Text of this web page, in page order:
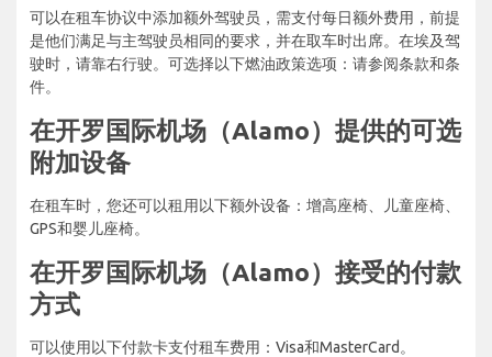
可以在租车协议中添加额外驾驶员，需支付每日额外费用，前提
是他们满足与主驾驶员相同的要求，并在取车时出席。在埃及驾
驶时，请靠右行驶。可选择以下燃油政策选项：请参阅条款和条
件。
在开罗国际机场（Alamo）提供的可选
附加设备
在租车时，您还可以租用以下额外设备：增高座椅、儿童座椅、
GPS和婴儿座椅。
在开罗国际机场（Alamo）接受的付款
方式
可以使用以下付款卡支付租车费用：Visa和MasterCard。